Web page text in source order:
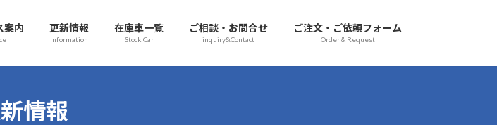
案内 更新情報
Information
在庫車一覧
Stock Car
ご相談・お問合せ
inquiry&Contact
ご注文・ご依頼フォーム
Order＆Request
情報